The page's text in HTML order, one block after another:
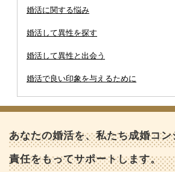
婚活に関する悩み
婚活して異性を探す
婚活して異性と出会う
婚活で良い印象を与えるために
あなたの婚活を、私たち成婚コ
責任をもってサポートします。